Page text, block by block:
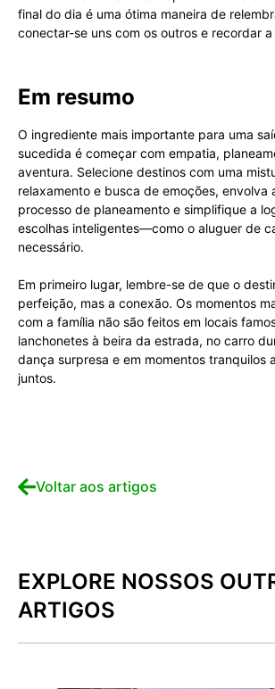
final do dia é uma ótima maneira de
conectar-se uns com os outros e recordar
Em resumo
O ingrediente mais importante para uma
sucedida é começar com empatia,
aventura. Selecione destinos com uma
relaxamento e busca de emoções, envolva
processo de planeamento e simplifique a
escolhas inteligentes—como o aluguer de
necessário.
Em primeiro lugar, lembre-se de que o
perfeição, mas a conexão. Os momentos
com a família não são feitos em locais
lanchonetes à beira da estrada, no carro
dança surpresa e em momentos tranquilos
juntos.
Voltar aos artigos
EXPLORE NOSSOS
ARTIGOS